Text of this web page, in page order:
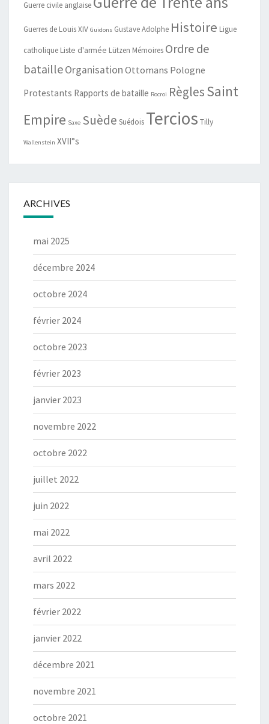
Guerre civile anglaise
Guerres de Louis XIV Guidons Gustave Adolphe Histoire Ligue
catholiqueListe d'armée Lützen Mémoires Ordre de
batailleOrganisationOttomans Pologne
Protestants Rapports de bataille Rocroi RèglesSaint
Empire Saxe Suède Suédois Tercios Tilly
Wallenstein XVII°s
ARCHIVES
mai 2025
décembre 2024
octobre 2024
février 2024
octobre 2023
février 2023
janvier 2023
novembre 2022
octobre 2022
juillet 2022
juin 2022
mai 2022
avril 2022
mars 2022
février 2022
janvier 2022
décembre 2021
novembre 2021
octobre 2021